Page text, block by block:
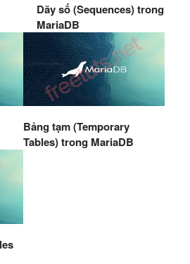
Dãy số (Sequences) trong
MariaDB
Bảng tạm (Temporary
Tables) trong MariaDB